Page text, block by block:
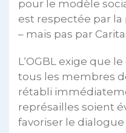
pour le modèle
est respectée par
– mais pas par
L‘OGBL exige que
tous les membres
rétabli
représailles soient
favoriser le dialogue